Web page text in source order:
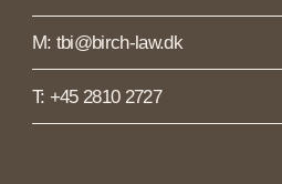
M: tbi@birch-law.dk
T: +45 2810 2727